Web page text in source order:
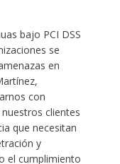
bajo PCI DSS
se
en
con
clientes
que necesitan
y
el cumplimiento